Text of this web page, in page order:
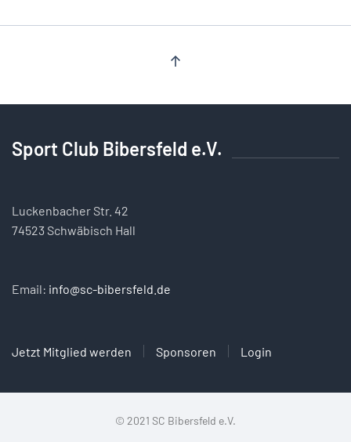
Sport Club Bibersfeld e.V.
Luckenbacher Str. 42
74523 Schwäbisch Hall
Email: info@sc-bibersfeld.de
Jetzt Mitglied werden Sponsoren Login
© 2021 SC Bibersfeld e.V.